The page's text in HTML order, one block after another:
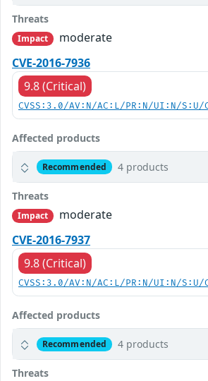
Threats
Impact
moderate
CVE-2016-7936
9.8 (Critical)
CVSS:3.0/AV:N/AC:L/PR:N/UI:N/
Affected products
Recommended 4 products
Threats
Impact
moderate
CVE-2016-7937
9.8 (Critical)
CVSS:3.0/AV:N/AC:L/PR:N/UI:N/
Affected products
Recommended 4 products
Threats